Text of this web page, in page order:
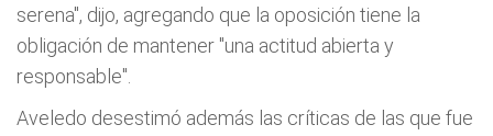
serena", dijo, agregando que la oposición tiene la
obligación de mantener "una actitud abierta y
responsable".
Aveledo desestimó además las críticas de las que fue